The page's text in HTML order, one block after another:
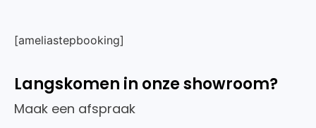
[ameliastepbooking]
Langskomen in onze showroom?
Maak een afspraak